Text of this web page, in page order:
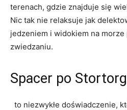
terenach, gdzie​ znajduje się
‌Nic tak‌ nie relaksuje jak
jedzeniem i widokiem na
zwiedzaniu.
Spacer po
to niezwykłe doświadczenie,​